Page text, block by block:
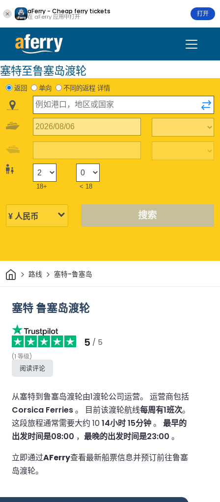
aFerry - Cheap ferry tickets
在 aFerry 应用中打开 打开
塞特至鲁塞岛渡轮
返回 单向 不同的返程 详情
18+ < 18
搜索
家 路线 塞特-鲁塞岛
塞特 鲁塞岛渡轮
5 / 5
(1 等级)
阅读评论
从塞特到鲁塞岛渡轮由1渡轮公司运营。 运营商包括
Corsica Ferries。 目前该渡轮航线每周有1班次。
这段旅程通常需要大约 1014小时 15分钟。 最早的
出发时间是08:00 ， 最晚的出发时间是23:00 。
立即通过AFerry查看最新船票信息并预订前往鲁塞
岛渡轮。